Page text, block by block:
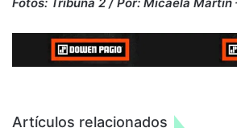
Artículos relacionados